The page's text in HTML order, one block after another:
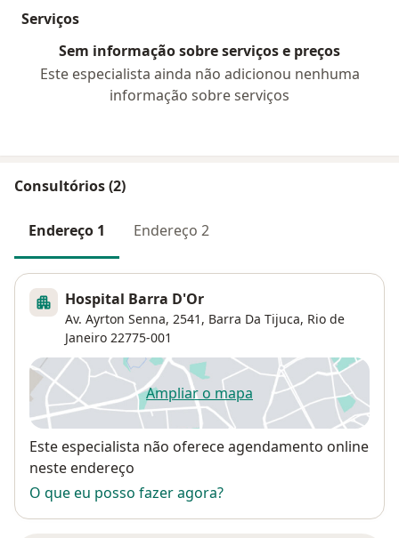
Serviços
Sem informação sobre serviços e preços
Este especialista ainda não adicionou nenhuma
informação sobre serviços
Consultórios (2)
Endereço 1 Endereço 2
Hospital Barra D'Or
Av. Ayrton Senna, 2541, Barra Da Tijuca, Rio de
Janeiro 22775-001
Ampliar o mapaabre num novo separador
Disponibilidade
Este especialista não oferece agendamento online
neste endereço
O que eu posso fazer agora?